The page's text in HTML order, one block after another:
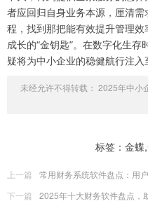
者应回归自身业务本源，厘清
程，找到那把能有效提升管理
成长的“金钥匙”。在数字化生
疑将为中小企业的稳健航行注入
未经允许不得转载： 2025年中小
标签：金蝶
上一篇
常用财务系统软件盘点：用
下一篇
2025年十大财务软件盘点，